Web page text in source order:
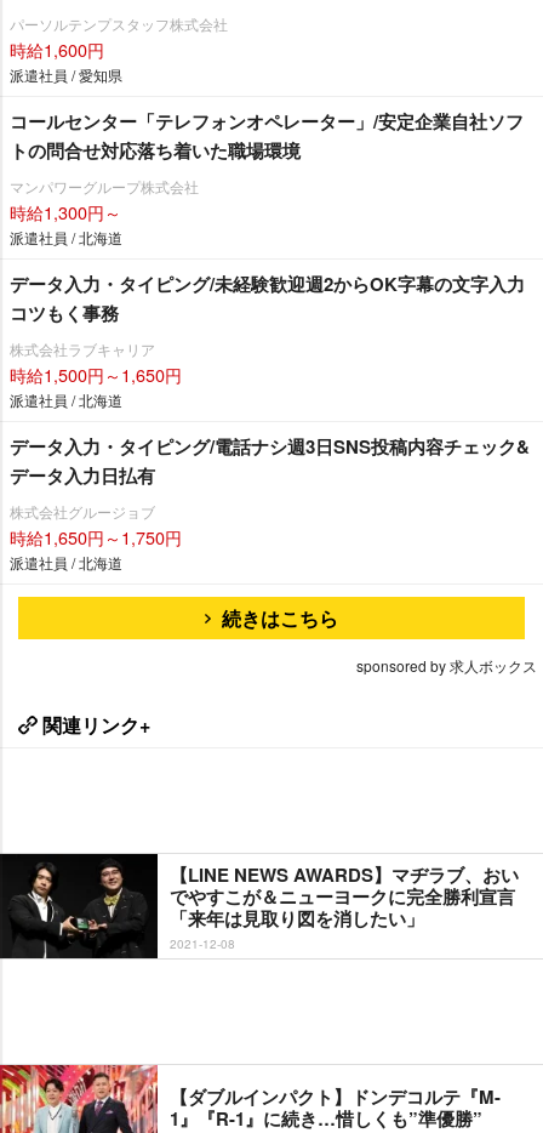
パーソルテンプスタッフ株式会社
時給1,600円
派遣社員 / 愛知県
コールセンター「テレフォンオペレーター」/安定企業自社ソフ
トの問合せ対応落ち着いた職場環境
マンパワーグループ株式会社
時給1,300円～
派遣社員 / 北海道
データ入力・タイピング/未経験歓迎週2からOK字幕の文字入力
コツもく事務
株式会社ラブキャリア
時給1,500円～1,650円
派遣社員 / 北海道
データ入力・タイピング/電話ナシ週3日SNS投稿内容チェック&
データ入力日払有
株式会社グルージョブ
時給1,650円～1,750円
派遣社員 / 北海道
続きはこちら
sponsored by 求人ボックス
関連リンク+
【LINE NEWS AWARDS】マヂラブ、おい
でやすこが＆ニューヨークに完全勝利宣言
「来年は見取り図を消したい」
2021-12-08
【ダブルインパクト】ドンデコルテ『M-
1』『R-1』に続き…惜しくも”準優勝”